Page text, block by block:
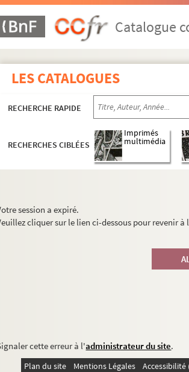
Catalogue
LES CATALOGUES
RECHERCHE RAPIDE
RECHERCHES CIBLÉES
Imprimés
multimédia
session a expiré.
cliquer sur le lien ci-dessous pour revenir
cette erreur à l'administrateur du site.
Plan du site Mentions Légales